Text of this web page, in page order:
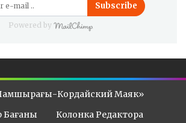
Subscribe
Powered by
Кордайский Маяк»
Бағаны
Колонка Редактора